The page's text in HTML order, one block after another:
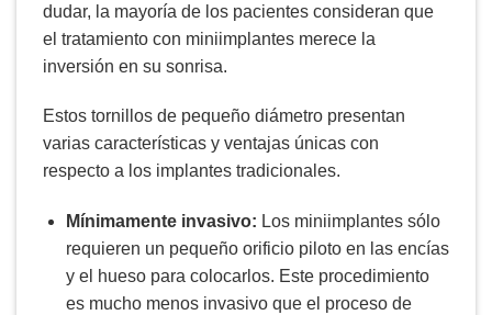
dudar, la mayoría de los pacientes consideran que
el tratamiento con miniimplantes merece la
inversión en su sonrisa.
Estos tornillos de pequeño diámetro presentan
varias características y ventajas únicas con
respecto a los implantes tradicionales.
Mínimamente invasivo: Los miniimplantes sólo
requieren un pequeño orificio piloto en las encías
y el hueso para colocarlos. Este procedimiento
es mucho menos invasivo que el proceso de